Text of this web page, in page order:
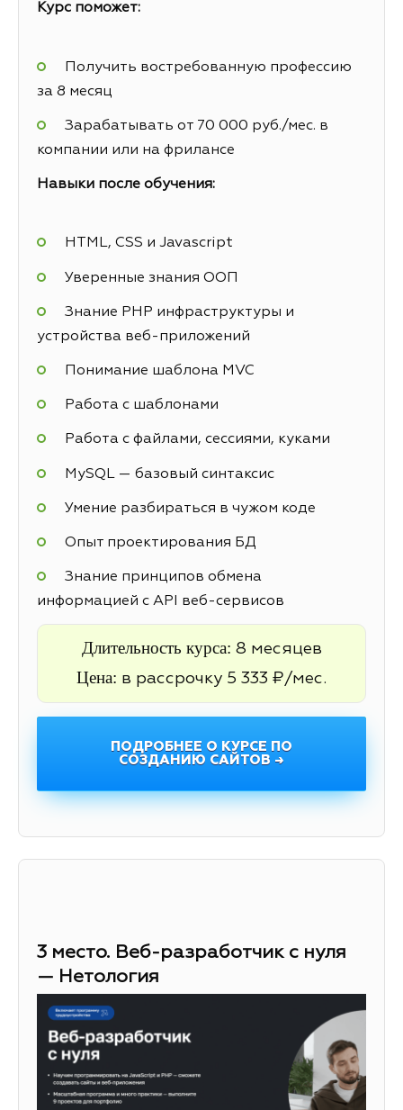
Курс поможет:
Получить востребованную профессию
за 8 месяц
Зарабатывать от 70 000 руб./мес. в
компании или на фрилансе
Навыки после обучения:
HTML, CSS и Javascript
Уверенные знания ООП
Знание PHP инфраструктуры и
устройства веб-приложений
Понимание шаблона MVC
Работа с шаблонами
Работа с файлами, сессиями, куками
MySQL — базовый синтаксис
Умение разбираться в чужом коде
Опыт проектирования БД
Знание принципов обмена
информацией с API веб-сервисов
Длительность курса: 8 месяцев
Цена: в рассрочку 5 333 ₽/мес.
ПОДРОБНЕЕ О КУРСЕ ПО
СОЗДАНИЮ САЙТОВ →
3 место. Веб-разработчик с нуля
— Нетология